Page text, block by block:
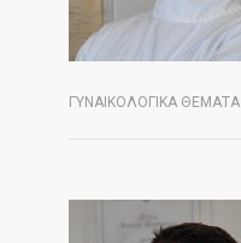
ΓΥΝΑΙΚΟΛΟΓΙΚΑ ΘΕΜΑΤΑ